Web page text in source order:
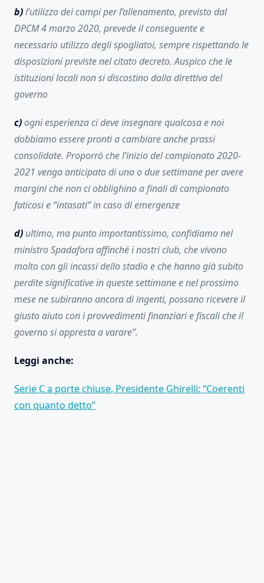
b)l’utilizzo dei campi per l’allenamento, previsto dal
DPCM 4 marzo 2020, prevede il conseguente e
necessario utilizzo degli spogliatoi, sempre rispettando le
disposizioni previste nel citato decreto. Auspico che le
istituzioni locali non si discostino dalla direttiva del
governo
c)ogni esperienza ci deve insegnare qualcosa e noi
dobbiamo essere pronti a cambiare anche prassi
consolidate. Proporrò che l’inizio del campionato 2020-
2021 venga anticipato di una o due settimane per avere
margini che non ci obblighino a finali di campionato
faticosi e “intasati” in caso di emergenze
d) ultimo, ma punto importantissimo, confidiamo nel
ministro Spadafora affinché i nostri club, che vivono
molto con gli incassi dello stadio e che hanno già subito
perdite significative in queste settimane e nel prossimo
mese ne subiranno ancora di ingenti, possano ricevere il
giusto aiuto con i provvedimenti finanziari e fiscali che il
governo si appresta a varare”.
Leggi anche:
Serie C a porte chiuse, Presidente Ghirelli: “Coerenti
con quanto detto”